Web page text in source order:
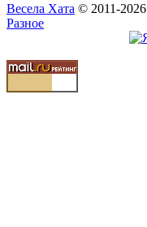
Весела Хата © 2011-2026
Разное